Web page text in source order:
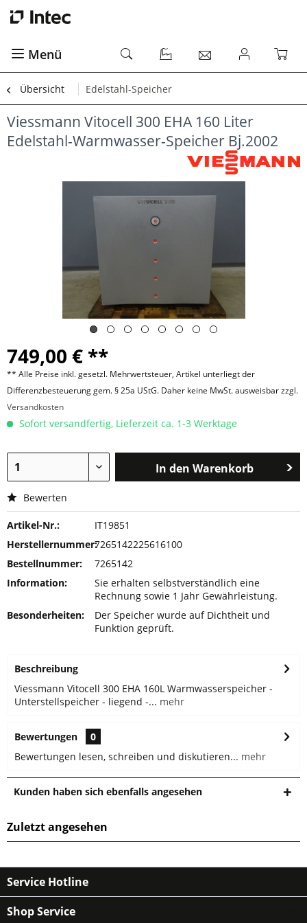
Menü
Übersicht Edelstahl-Speicher
Viessmann Vitocell 300 EHA 160 Liter
Edelstahl-Warmwasser-Speicher Bj.2002
749,00 € **
** Alle Preise inkl. gesetzl. Mehrwertsteuer, Artikel unterliegt der
Differenzbesteuerung gem. § 25a UStG. Daher keine MwSt. ausweisbar zzgl.
Versandkosten
Sofort versandfertig, Lieferzeit ca. 1-3 Werktage
In den Warenkorb
Bewerten
Artikel-Nr.:
IT19851
Herstellernummer:7265142225616100
Bestellnummer:
7265142
Information:
Sie erhalten selbstverständlich eine
Rechnung sowie 1 Jahr Gewährleistung.
Besonderheiten:
Der Speicher wurde auf Dichtheit und
Funktion geprüft.
Beschreibung
Viessmann Vitocell 300 EHA 160L Warmwasserspeicher -
Unterstellspeicher - liegend -... mehr
Bewertungen
0
Bewertungen lesen, schreiben und diskutieren... mehr
Kunden haben sich ebenfalls angesehen
Zuletzt angesehen
Service Hotline
Shop Service